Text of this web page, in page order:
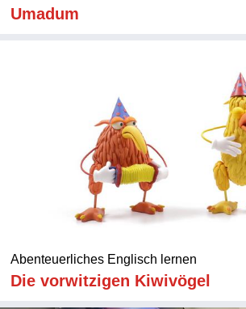
Umadum
Abenteuerliches Englisch lernen
Die vorwitzigen Kiwivögel